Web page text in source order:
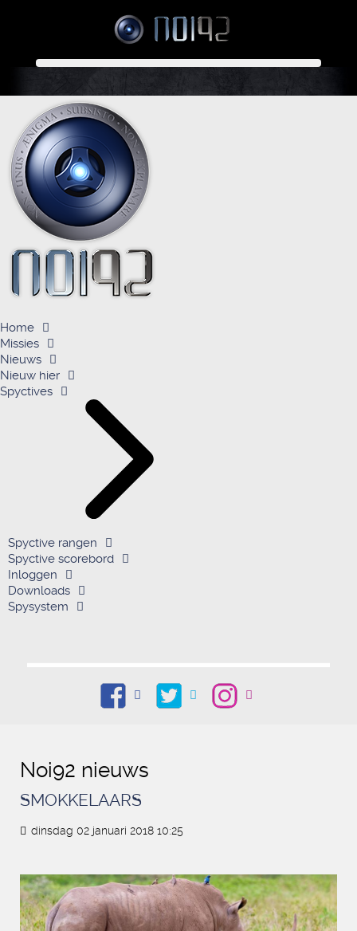
Home
Missies
Nieuws
Nieuw hier
Spyctives
Spyctive rangen
Spyctive scorebord
Inloggen
Downloads
Spysystem
Noi92 nieuws
SMOKKELAARS
dinsdag 02 januari 2018 10:25